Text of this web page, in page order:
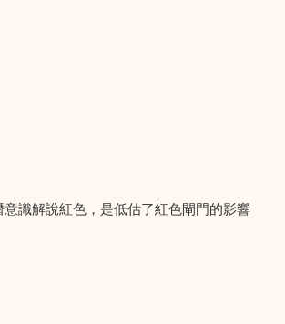
識解說紅色，是低估了紅色閘門的影響